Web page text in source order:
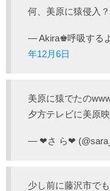
何、美原に猿侵入
— Akira♚呼吸する
年12月6日
美原に猿でたの
夕方テレビに美原
— ❤︎さ ら❤︎
少し前に藤沢市で